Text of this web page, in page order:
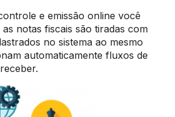
e emissão online você
notas fiscais são tiradas com
no sistema ao mesmo
automaticamente fluxos de